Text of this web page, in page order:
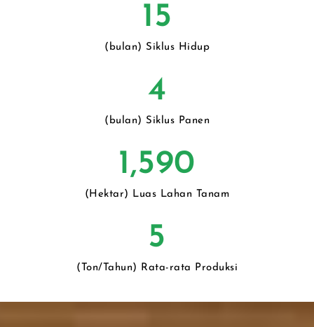
(bulan) Siklus Hidup
15
(bulan) Siklus Panen
4
(Hektar) Luas Lahan Tanam
1,590
(Ton/Tahun) Rata-rata Produksi
5